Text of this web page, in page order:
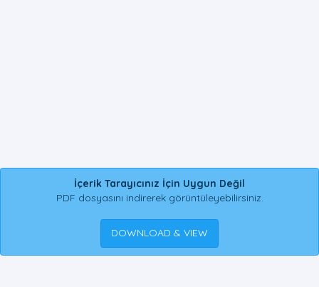
İçerik Tarayıcınız İçin Uygun Değil
PDF dosyasını indirerek görüntüleyebilirsiniz.
DOWNLOAD & VIEW